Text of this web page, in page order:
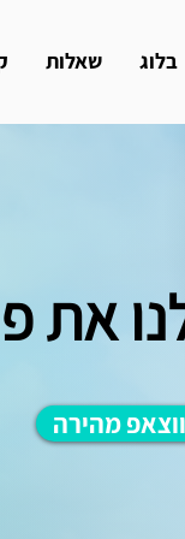
בלוג שאלות
את
מהירה